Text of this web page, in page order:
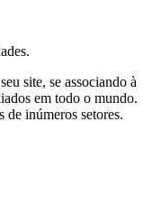
site, se associando à
em todo o mundo.
de inúmeros setores.